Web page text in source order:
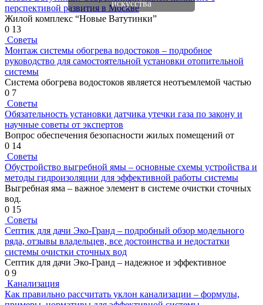
искусства
перспективой развития в Москве
Жилой комплекс “Новые Ватутинки”
0 13
Советы
Монтаж системы обогрева водостоков – подробное
руководство для самостоятельной установки отопительной
системы
Система обогрева водостоков является неотъемлемой частью
0 7
Советы
Обязательность установки датчика утечки газа по закону и
научные советы от экспертов
Вопрос обеспечения безопасности жилых помещений от
0 14
Советы
Обустройство выгребной ямы – основные схемы устройства и
методы гидроизоляции для эффективной работы системы
Выгребная яма – важное элемент в системе очистки сточных
вод.
0 15
Советы
Септик для дачи Эко-Гранд – подробный обзор модельного
ряда, отзывы владельцев, все достоинства и недостатки
системы очистки сточных вод
Септик для дачи Эко-Гранд – надежное и эффективное
0 9
Канализация
Как правильно рассчитать уклон канализации – формулы,